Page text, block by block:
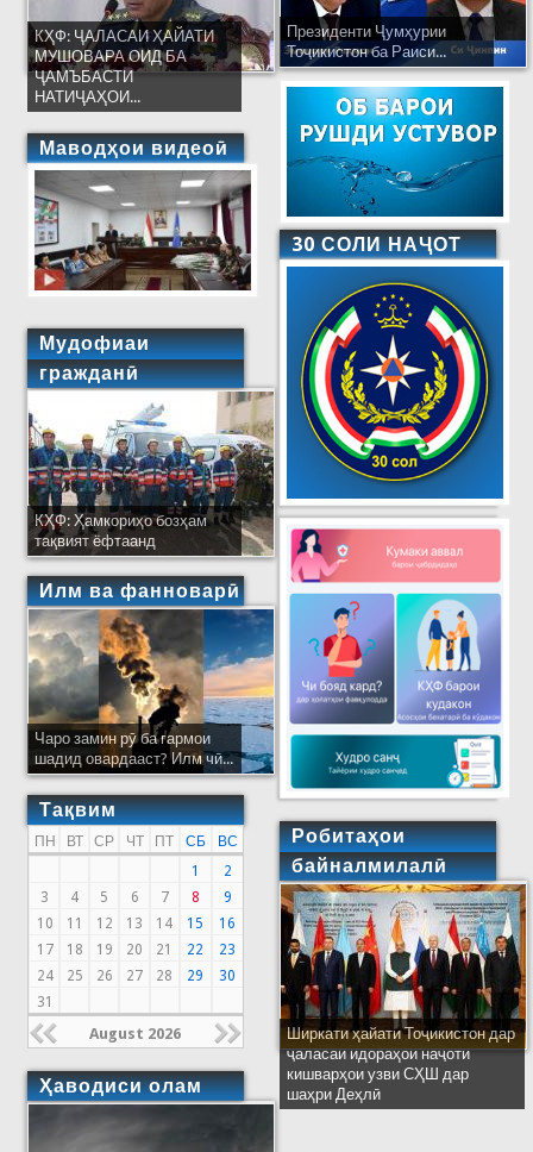
КҲФ: ҶАЛАСАИ ҲАЙАТИ
МУШОВАРА ОИД БА
ҶАМЪБАСТИ
НАТИҶАҲОИ...
Маводҳои видеоӣ
Мудофиаи
гражданӣ
КҲФ: Ҳамкориҳо бозҳам
тақвият ёфтаанд
Илм ва фанноварӣ
Чаро замин рӯ ба гармои
шадид овардааст? Илм чӣ...
Тақвим
ПН ВТ СР ЧТ ПТ СБ
ВС
1
2
3
4 5 6 7 8
9
10
11 12 13 14 15
16
17
18 19 20 21 22
23
24
25 26 27 28 29
30
31
August 2026
Ҳаводиси олам
Президенти Ҷумҳурии
Тоҷикистон ба Раиси...
30 СОЛИ НАҶОТ
Робитаҳои
байналмилалӣ
Ширкати ҳайати Тоҷикистон дар
ҷаласаи идораҳои наҷоти
кишварҳои узви СҲШ дар
шаҳри Деҳлӣ